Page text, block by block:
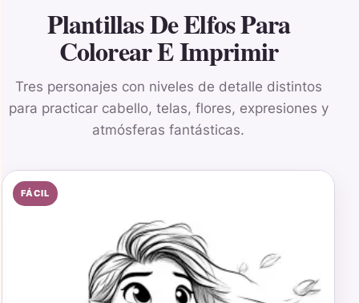
Plantillas De Elfos Para
Colorear E Imprimir
Tres personajes con niveles de detalle distintos
para practicar cabello, telas, flores, expresiones y
atmósferas fantásticas.
FÁCIL